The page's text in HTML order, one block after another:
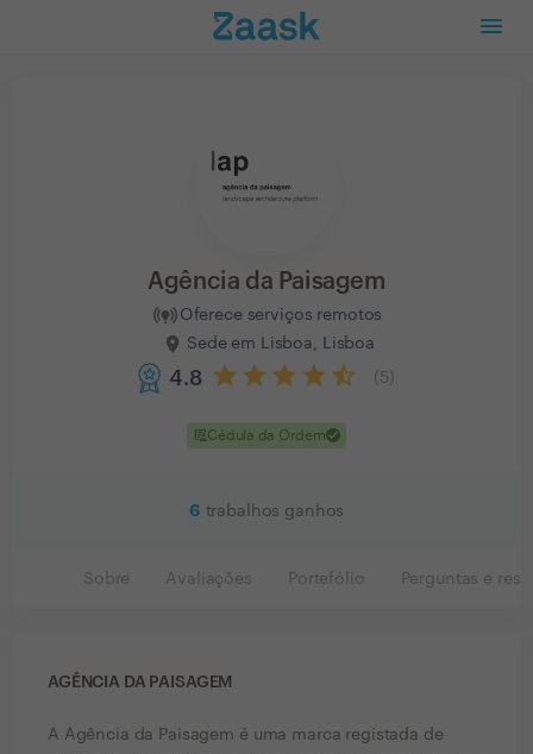
Agência da Paisagem
Oferece serviços remotos
Sede em Lisboa, Lisboa
4.8 5
clinical_notesCédula da Ordemcheck
6 trabalhos ganhos
Sobre Avaliações Portefólio Perguntas e
AGÊNCIA DA PAISAGEM
A Agência da Paisagem é uma marca registada de